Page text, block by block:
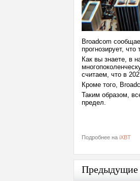
Broadcom
прогнозирует,
Как вы знаете, в
считаем, что в
Кроме того,
Таким образом,
предел.
Подробнее на iXBT
Предыдущие